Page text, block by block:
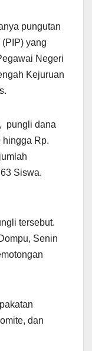
pungutan
yang
Negeri
Kejuruan
pungli dana
hingga Rp.
Siswa.
tersebut.
Senin
dan